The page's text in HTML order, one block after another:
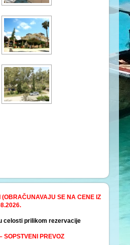
(OBRAČUNAVAJU SE NA CENE IZ
celosti prilikom rezervacije
SOPSTVENI PREVOZ